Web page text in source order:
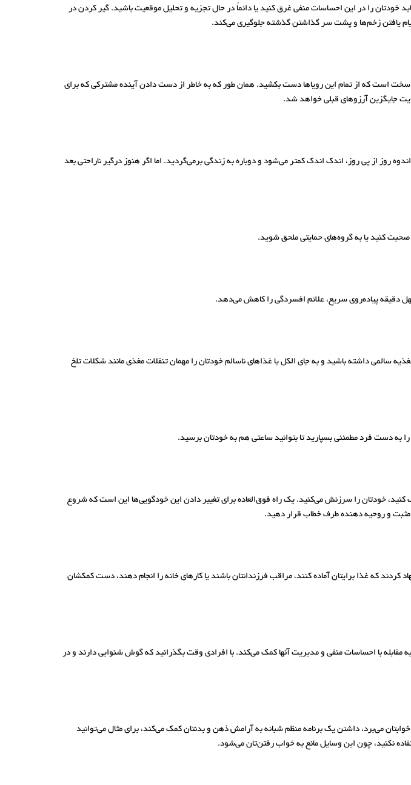
خودتان را در این احساسات منفی غرق کنید یا دائماً در حال تجزیه و تحلیل موقعیت باشید. گیر کردن در
یافتن زخم‌ها و پشت سر گذاشتن گذشته جلوگیری می‌کند.
سخت است که از تمام این رویاها دست بکشید. همان طور که به خاطر از دست دادن آینده مشترکی که برای
جایگزین آرزوهای قبلی خواهد شد.
روز از پی روز، اندک اندک کمتر می‌شود و دوباره به زندگی برمی‌گردید. اما اگر هنوز درگیر ناراحتی بعد
کنید یا به گروه‌های حمایتی ملحق شوید.
دقیقه پیاده‌روی سریع، علائم افسردگی را کاهش می‌دهد.
داشته باشید و به جای الکل یا غذاهای ناسالم خودتان را مهمان تنقلات مغذی مانند شکلات تلخ
به دست فرد مطمئنی بسپارید تا بتوانید ساعتی هم به خودتان برسید.
کنید، خودتان را سرزنش می‌کنید. یک راه فوق‌العاده برای تغییر دادن این خودگویی‌ها این است که شروع
مثبت و روحیه دهنده طرف خطاب قرار دهید.
که غذا برایتان آماده کنند، مراقب فرزندانتان باشند یا کارهای خانه را انجام دهند، دست کمکشان
با احساسات منفی و مدیریت آنها کمک می‌کند. با افرادی وقت بگذرانید که گوش شنوایی دارند و در
می‌برد، داشتن یک برنامه منظم شبانه به آرامش ذهن و بدنتان کمک می‌کند، برای مثال می‌توانید
نکنید، چون این وسایل مانع به خواب رفتن‌تان می‌شود.